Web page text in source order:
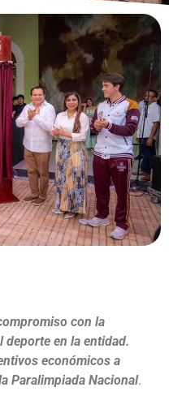
con la
en la entidad.
económicos a
Paralimpiada Nacional.